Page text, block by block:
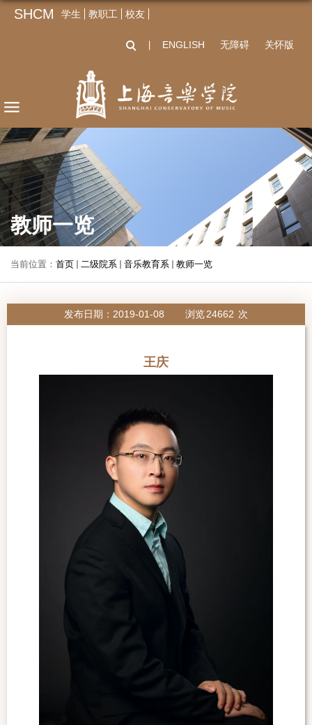
SHCM 学生 教职工 校友
ENGLISH 无障碍 关怀版
教师一览
当前位置： 首页 二级院系 音乐教育系 教师一览
发布日期：2019-01-08 浏览24662 次
王庆